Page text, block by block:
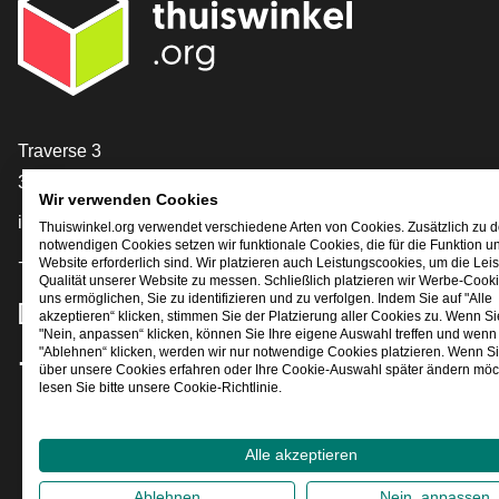
[_General:Contact]
Traverse 3
3905 NL Veenendaal
info@thuiswinkel.org
+31 (0)318 64 85 75
[_General:SocialMediaTitle]
Facebook
X LinkedIn
Instagram
YouTube
Wir verwenden Cookies
Thuiswinkel.org verwendet verschiedene Arten von Cookies. Zusätzlich zu
notwendigen Cookies setzen wir funktionale Cookies, die für die Funktion
Website erforderlich sind. Wir platzieren auch Leistungscookies, um die
Qualität unserer Website zu messen. Schließlich platzieren wir Werbe-
uns ermöglichen, Sie zu identifizieren und zu verfolgen. Indem Sie auf "Alle
akzeptieren“ klicken, stimmen Sie der Platzierung aller Cookies zu. Wenn
"Nein, anpassen“ klicken, können Sie Ihre eigene Auswahl treffen und
"Ablehnen“ klicken, werden wir nur notwendige Cookies platzieren. Wenn
über unsere Cookies erfahren oder Ihre Cookie-Auswahl später ändern
lesen Sie bitte unsere Cookie-Richtlinie.
Alle akzeptieren